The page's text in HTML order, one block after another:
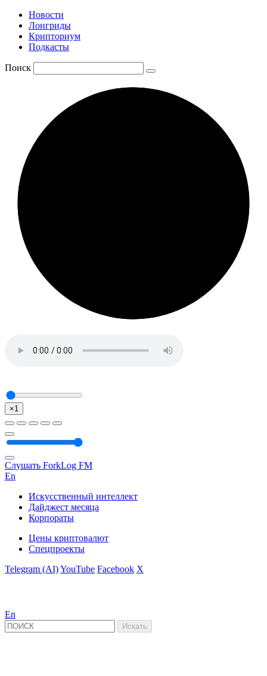
Новости
Лонгриды
Крипториум
Подкасты
Поиск
×1
Слушать ForkLog FM
En
Искусственный интеллект
Дайджест месяца
Корпораты
Цены криптовалют
Спецпроекты
Telegram (AI)YouTube Facebook X
En